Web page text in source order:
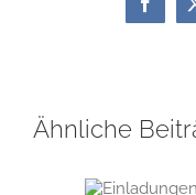
Ähnliche